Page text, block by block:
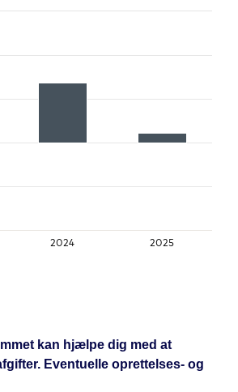
2024 2025
kan hjælpe dig med at
Eventuelle oprettelses- og